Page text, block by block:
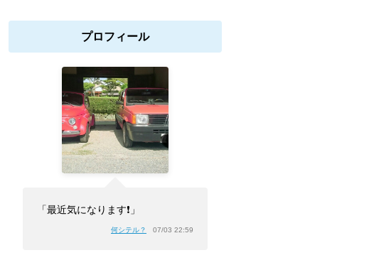
プロフィール
「最近気になります❗」
何シテル？ 07/03 22:59